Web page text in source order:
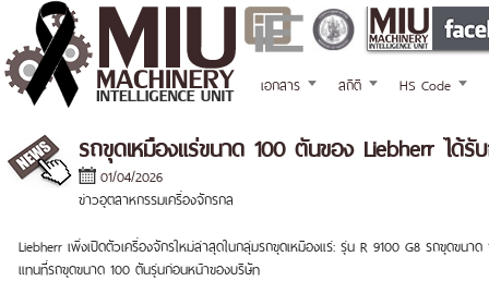
เอกสาร สถิติ HS Code
รถขุดเหมืองแร่ขนาด 100 ตันของ Liebherr ได้รั
01/04/2026
ข่าวอุตสาหกรรมเครื่องจักรกล
Liebherr เพิ่งเปิดตัวเครื่องจักรใหม่ล่าสุดในกลุ่มรถขุดเหมืองแร่: รุ่น R 9100 G8 รถขุดข
แทนที่รถขุดขนาด 100 ตันรุ่นก่อนหน้าของบริษัท